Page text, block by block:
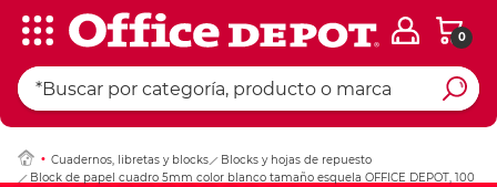
0
Cuadernos, libretas y blocks
Blocks y hojas de repuesto
Block de papel cuadro 5mm color blanco tamaño esquela OFFICE DEPOT, 100
Ingresar Codigo